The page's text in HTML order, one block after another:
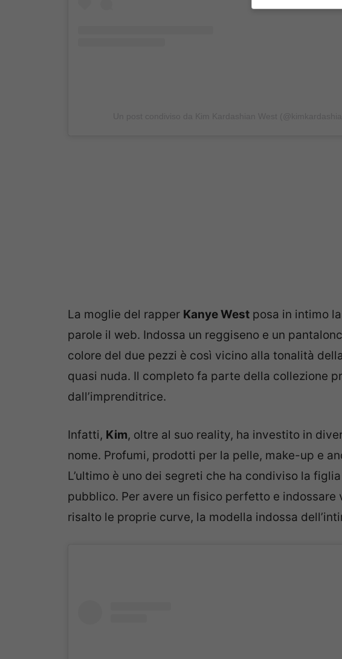
La moglie del rapper Kanye West posa in intimo
parole il web. Indossa un reggiseno e un
colore del due pezzi è così vicino alla tonalità
quasi nuda. Il completo fa parte della collezione
dall’imprenditrice.
Infatti, Kim, oltre al suo reality, ha investito in
nome. Profumi, prodotti per la pelle, make-up e
L’ultimo è uno dei segreti che ha condiviso la
pubblico. Per avere un fisico perfetto e
risalto le proprie curve, la modella indossa